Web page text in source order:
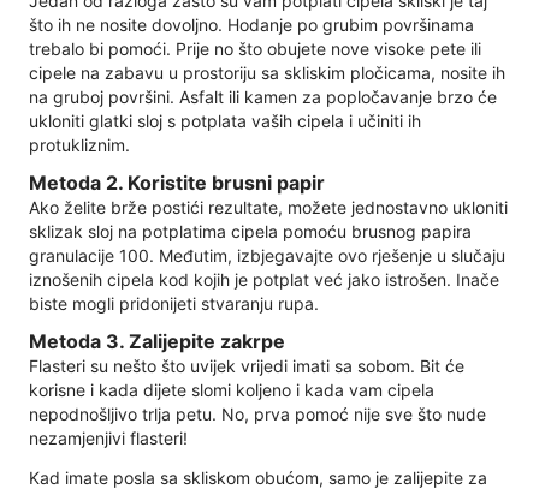
što ih ne nosite dovoljno. Hodanje po grubim površinama
trebalo bi pomoći. Prije no što obujete nove visoke pete ili
cipele na zabavu u prostoriju sa skliskim pločicama, nosite ih
na gruboj površini. Asfalt ili kamen za popločavanje brzo će
ukloniti glatki sloj s potplata vaših cipela i učiniti ih
protukliznim.
Metoda 2. Koristite brusni papir
Ako želite brže postići rezultate, možete jednostavno ukloniti
sklizak sloj na potplatima cipela pomoću brusnog papira
granulacije 100. Međutim, izbjegavajte ovo rješenje u slučaju
iznošenih cipela kod kojih je potplat već jako istrošen. Inače
biste mogli pridonijeti stvaranju rupa.
Metoda 3. Zalijepite zakrpe
Flasteri su nešto što uvijek vrijedi imati sa sobom. Bit će
korisne i kada dijete slomi koljeno i kada vam cipela
nepodnošljivo trlja petu. No, prva pomoć nije sve što nude
nezamjenjivi flasteri!
Kad imate posla sa skliskom obućom, samo je zalijepite za